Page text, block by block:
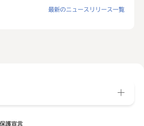
最新のニュースリリース一覧
護宣言